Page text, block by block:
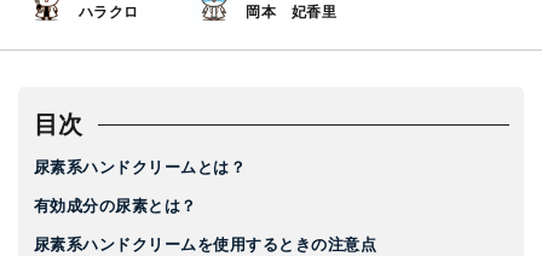
ハラクロ 岡本 妃香里
目次
尿素系ハンドクリームとは？
有効成分の尿素とは？
尿素系ハンドクリームを使用するときの注意点